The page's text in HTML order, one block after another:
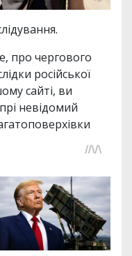
про чергового
російської
сайті, ви
невідомий